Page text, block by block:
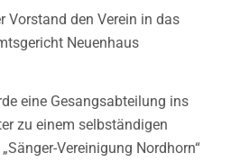
Vorstand den Verein in das
Neuenhaus
eine Gesangsabteilung ins
zu einem selbständigen
Vereinigung Nordhorn“